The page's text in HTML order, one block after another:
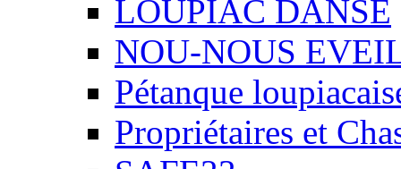
LOUPIAC DANSE
NOU-NOUS
Pétanque
Propriétaires et